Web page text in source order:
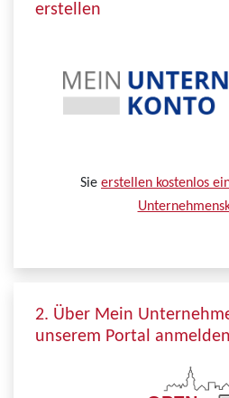
erstellen
Sie erstellen kostenlos
2. Über Mein
unserem Portal anmelden